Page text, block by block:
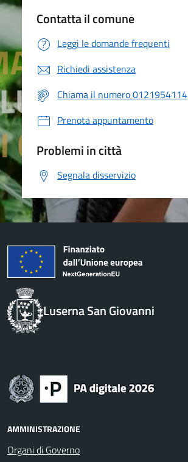
Contatta il comune
Leggi le domande frequenti
Richiedi assistenza
Chiama il numero 0121954114
Prenota appuntamento
Problemi in città
Segnala disservizio
Luserna San Giovanni
AMMINISTRAZIONE
Organi di Governo